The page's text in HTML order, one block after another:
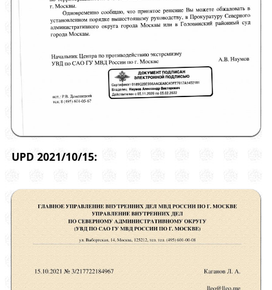
UPD 2021/10/15: